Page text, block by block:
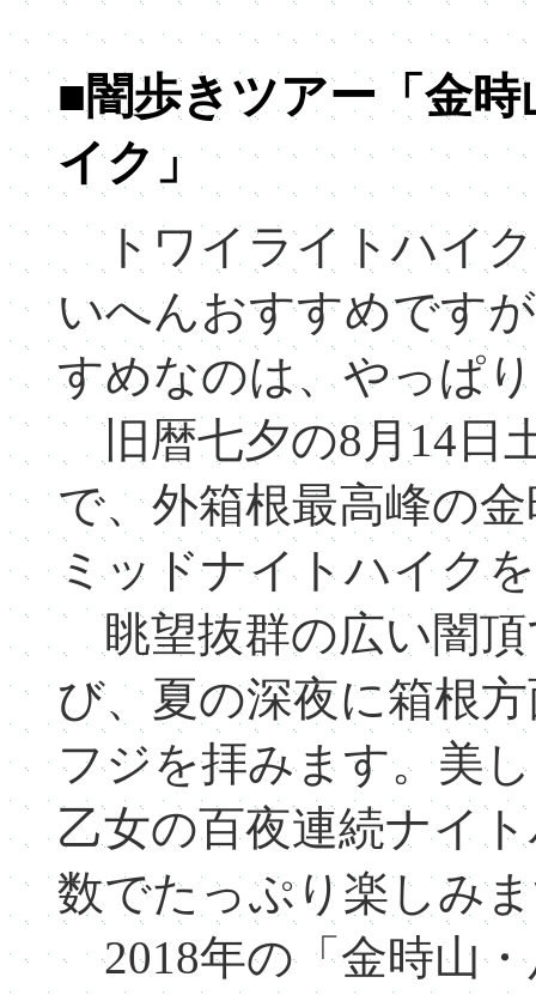
■闇歩きツアー「金
イク」
トワイライトハイク
いへんおすすめです
すめなのは、やっぱ
旧暦七夕の8月14日
で、外箱根最高峰の
ミッドナイトハイク
眺望抜群の広い闇頂
び、夏の深夜に箱根
フジを拝みます。美
乙女の百夜連続ナイ
数でたっぷり楽しみ
2018年の「金時山・